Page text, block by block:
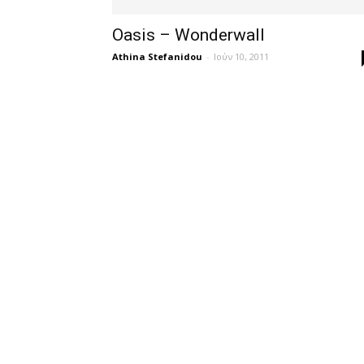
Oasis – Wonderwall
Athina Stefanidou - Ιούν 10, 2011